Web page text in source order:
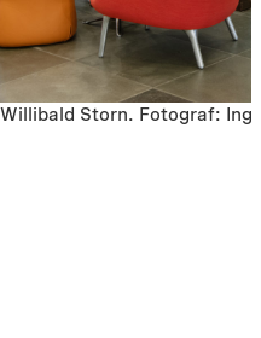
Storn. Fotograf: